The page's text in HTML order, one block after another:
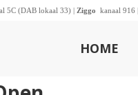
5C (DAB lokaal 33) | Ziggo kanaal 916 |
HOME